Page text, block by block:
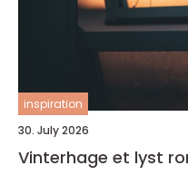
inspiration
30. July 2026
Vinterhage